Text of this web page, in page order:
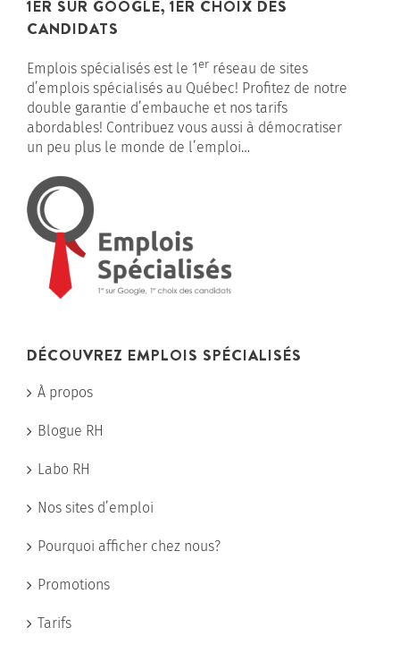
1ER SUR GOOGLE, 1ER CHOIX DES
CANDIDATS
Emplois spécialisés est le 1er réseau de sites
d’emplois spécialisés au Québec! Profitez de notre
double garantie d’embauche et nos tarifs
abordables! Contribuez vous aussi à démocratiser
un peu plus le monde de l’emploi…
DÉCOUVREZ EMPLOIS SPÉCIALISÉS
À propos
Blogue RH
Labo RH
Nos sites d’emploi
Pourquoi afficher chez nous?
Promotions
Tarifs